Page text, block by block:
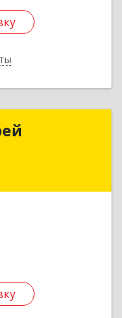
Андрей